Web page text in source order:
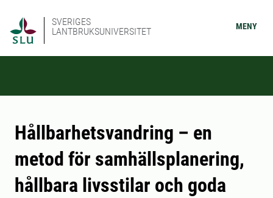
SVERIGES
LANTBRUKSUNIVERSITET
MENY
Hållbarhetsvandring – en
metod för samhällsplanering,
hållbara livsstilar och goda